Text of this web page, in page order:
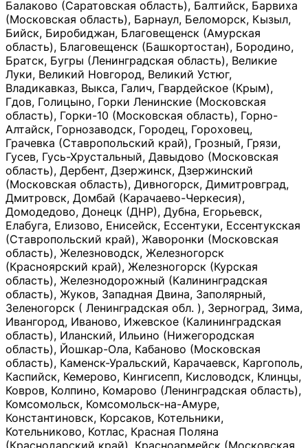
Балаково (Саратовская область), Балтийск, Барвиха
(Московская область), Барнаул, Беломорск, Кызыл,
Бийск, Биробиджан, Благовещенск (Амурская
область), Благовещенск (Башкортостан), Бородино,
Братск, Бугры (Ленинградская область), Великие
Луки, Великий Новгород, Великий Устюг,
Владикавказ, Выкса, Галич, Гвардейское (Крым),
Гдов, Голицыно, Горки Ленинские (Московская
область), Горки-10 (Московская область), Горно-
Алтайск, Горнозаводск, Городец, Гороховец,
Грачевка (Ставропольский край), Грозный, Грязи,
Гусев, Гусь-Хрустальный, Давыдово (Московская
область), Дербент, Дзержинск, Дзержинский
(Московская область), Дивногорск, Димитровград,
Дмитровск, Домбай (Карачаево-Черкесия),
Домодедово, Донецк (ДНР), Дубна, Егорьевск,
Елабуга, Елизово, Енисейск, Ессентуки, Ессентукская
(Ставропольский край), Жаворонки (Московская
область), Железноводск, Железногорск
(Красноярский край), Железногорск (Курская
область), Железнодорожный (Калининградская
область), Жуков, Западная Двина, Заполярный,
Зеленогорск ( Ленинградская обл. ), Зерноград, Зима,
Ивангород, Иваново, Ижевское (Калининградская
область), Иланский, Ильино (Нижегородская
область), Йошкар-Ола, Кабаново (Московская
область), Каменск-Уральский, Карачаевск, Каргополь,
Каспийск, Кемерово, Кингисепп, Кисловодск, Клинцы,
Ковров, Колпино, Комарово (Ленинградская область),
Комсомольск, Комсомольск-на-Амуре,
Константиновск, Корсаков, Котельники,
Котельниково, Котлас, Красная Поляна
(Краснодарский край), Красноармейск (Московская